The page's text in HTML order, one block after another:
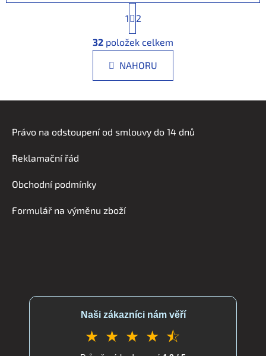
O
v
á
d
a
p
S
t
r
á
n
k
á
1 2
32 položek celkem
NAHORU
Právo na odstoupení od smlouvy do 14 dnů
Reklamační řád
Obchodní podmínky
Formulář na výměnu zboží
Naši zákazníci nám věří
★ ★ ★ ★ ⯪